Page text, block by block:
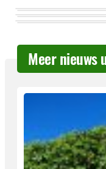
Meer nieuws